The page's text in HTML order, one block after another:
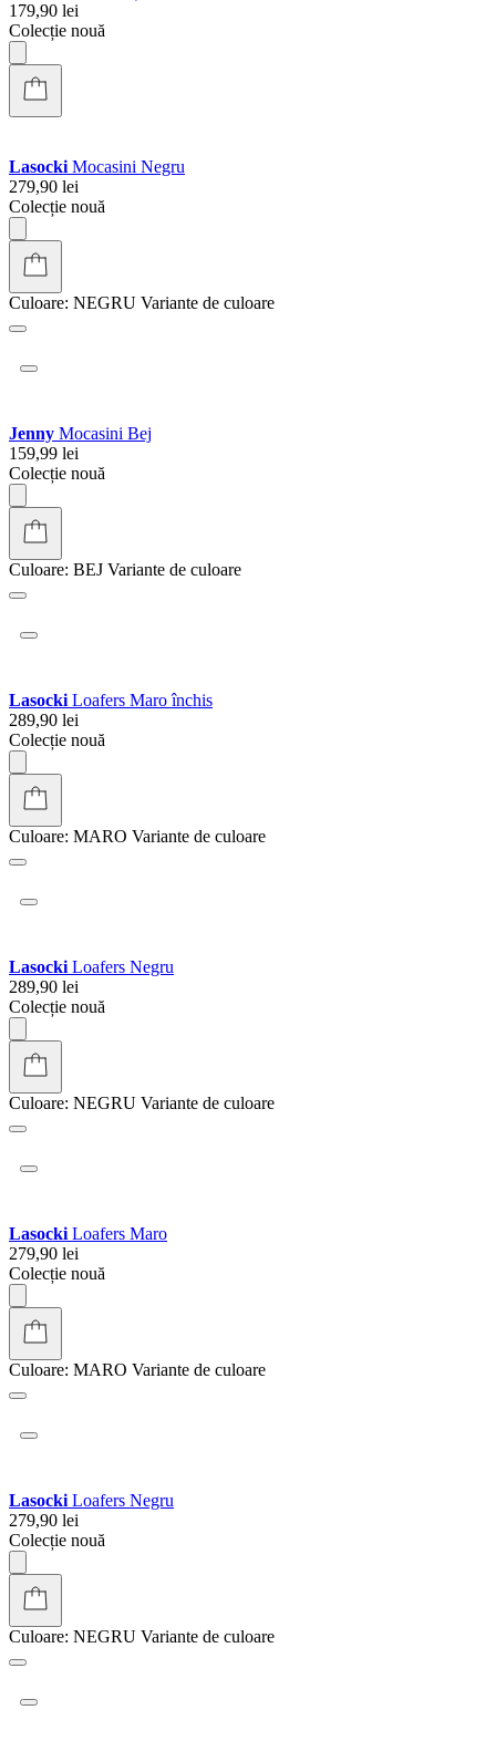
JennyLoafers Maro închis
Culoare: